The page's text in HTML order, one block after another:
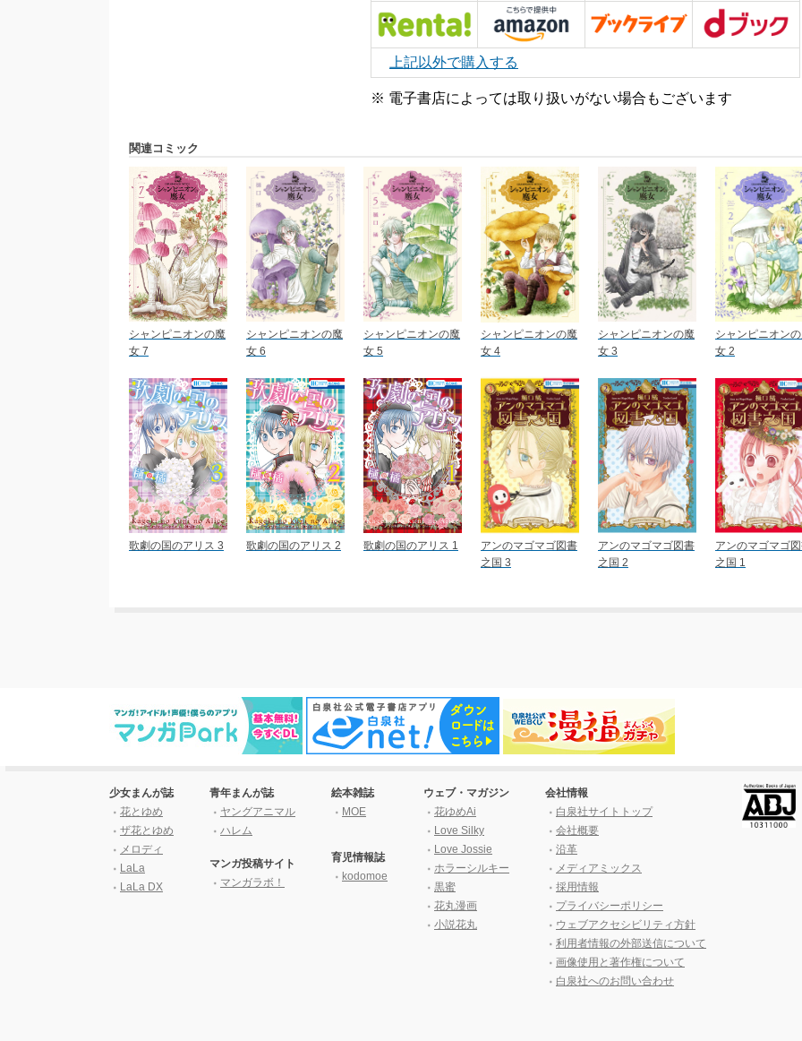
上記以外で購入する
※ 電子書店によっては取り扱いがない場合もございます
関連コミック
シャンピニオンの魔
女 7
シャンピニオンの魔
女 6
シャンピニオンの魔
女 5
シャンピニオンの魔
女 4
シャンピニオンの魔
女 3
シャンピニオン
女 2
歌劇の国のアリス 3 歌劇の国のアリス 2 歌劇の国のアリス 1
アンのマゴマゴ図書
之国 3
アンのマゴマゴ図書
之国 2
アンのマゴマゴ
之国 1
少女まんが誌
花とゆめ
ザ花とゆめ
メロディ
LaLa
LaLa DX
青年まんが誌
ヤングアニマル
ハレム
マンガ投稿サイト
マンガラボ！
絵本雑誌
MOE
育児情報誌
kodomoe
ウェブ・マガジン
花ゆめAi
Love Silky
Love Jossie
ホラーシルキー
黒蜜
花丸漫画
小説花丸
会社情報
白泉社サイトトップ
会社概要
沿革
メディアミックス
採用情報
プライバシーポリシー
ウェブアクセシビリティ方針
利用者情報の外部送信について
画像使用と著作権について
白泉社へのお問い合わせ